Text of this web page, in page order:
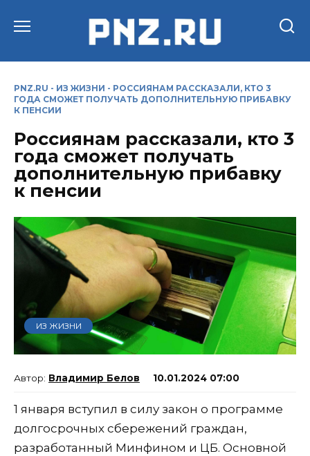
PNZ.RU - ИЗ ЖИЗНИ - РОССИЯНАМ РАССКАЗАЛИ, КТО 3
ГОДА СМОЖЕТ ПОЛУЧАТЬ ДОПОЛНИТЕЛЬНУЮ ПРИБАВКУ
К ПЕНСИИ
Россиянам рассказали, кто 3
года сможет получать
дополнительную прибавку
к пенсии
ИЗ ЖИЗНИ
Владимир Белов 10.01.2024 07:00
1 января вступил в силу закон о программе
долгосрочных сбережений граждан,
разработанный Минфином и ЦБ. Основной